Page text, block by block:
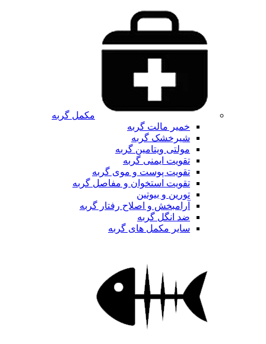
مکمل گربه
خمیر مالت گربه
شیرخشک گربه
مولتی ویتامین گربه
تقویت ایمنی گربه
تقویت پوست و موی گربه
تقویت استخوان و مفاصل گربه
تورین و بیوتین
آرامبخش و اصلاح رفتار گربه
ضد انگل گربه
سایر مکمل های گربه